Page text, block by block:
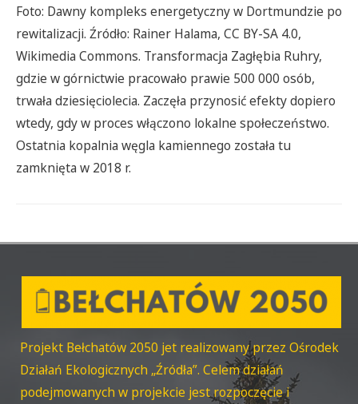
Foto: Dawny kompleks energetyczny w Dortmundzie po
rewitalizacji. Źródło: Rainer Halama, CC BY-SA 4.0,
Wikimedia Commons. Transformacja Zagłębia Ruhry,
gdzie w górnictwie pracowało prawie 500 000 osób,
trwała dziesięciolecia. Zaczęła przynosić efekty dopiero
wtedy, gdy w proces włączono lokalne społeczeństwo.
Ostatnia kopalnia węgla kamiennego została tu
zamknięta w 2018 r.
Projekt Bełchatów 2050 jet realizowany przez Ośrodek
Działań Ekologicznych „Źródła”. Celem działań
podejmowanych w projekcie jest rozpoczęcie i